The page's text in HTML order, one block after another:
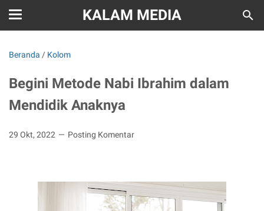
KALAM MEDIA
Beranda / Kolom
Begini Metode Nabi Ibrahim dalam
Mendidik Anaknya
29 Okt, 2022 Posting Komentar